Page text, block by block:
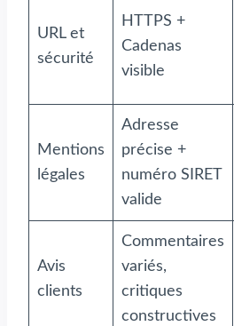
URL et
sécurité
HTTPS +
Cadenas
visible
Mentions
légales
Adresse
précise +
numéro SIRET
valide
Avis
clients
Commentaires
variés,
critiques
constructives